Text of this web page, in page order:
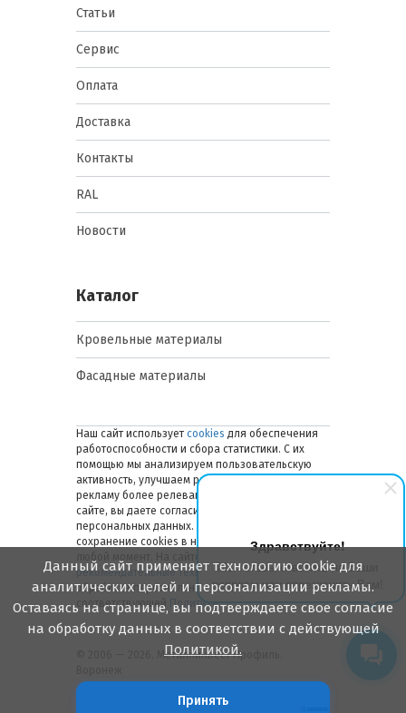
Здравствуйте!
Мы готовы ответить на Ваши
вопросы или перезвонить Вам!
Статьи
Сервис
Оплата
Доставка
Контакты
RAL
Новости
Каталог
Кровельные материалы
Фасадные материалы
Наш сайт использует cookies для обеспечения
работоспособности и сбора статистики. С их
помощью мы анализируем пользовательскую
активность, улучшаем работу сайта и делаем
рекламу более релевантной. Оставаясь на
сайте, вы даете согласие на обработку ваших
персональных данных. Вы можете отключить
сохранение cookies в настройках браузера в
любой момент. На сайте также применяются
рекомендательные технологии. Подробнее об
обработке персональных данных — в
соответствующей
Политике.
© 2006 — 2026. Металлинвест Профиль.
Данный сайт применяет технологию cookie для
аналитических целей и персонализации рекламы.
Оставаясь на странице, вы подтверждаете свое согласие
на обработку данных в соответствии с действующей
Политикой.
Принять